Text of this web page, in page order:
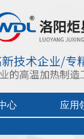
心 应用
炉-升降炉 > 1600度